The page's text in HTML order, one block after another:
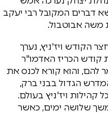
דברים המקובל רבי יעקב
משה אבוטבול.
הקודש ויז'ניץ, נערך
קודש הכריז האדמו"ר
להם, והוא קורא לכנס את
הגדול בבני ברק,
קהילות ויז'ניץ בעולם.
שלושה ימים, כאשר